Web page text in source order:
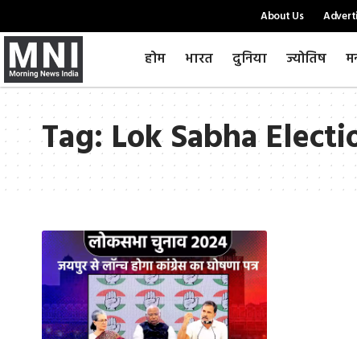
About Us
होम भारत दुनिया ज्योतिष
Tag: Lok Sabha